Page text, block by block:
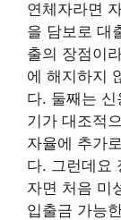
연체자라면
을 담보로 대
출의 장점이
에 해지하지
다. 둘째는
기가 대조적
자율에 추가
다. 그런데요
자면 처음 미
입출금 가능